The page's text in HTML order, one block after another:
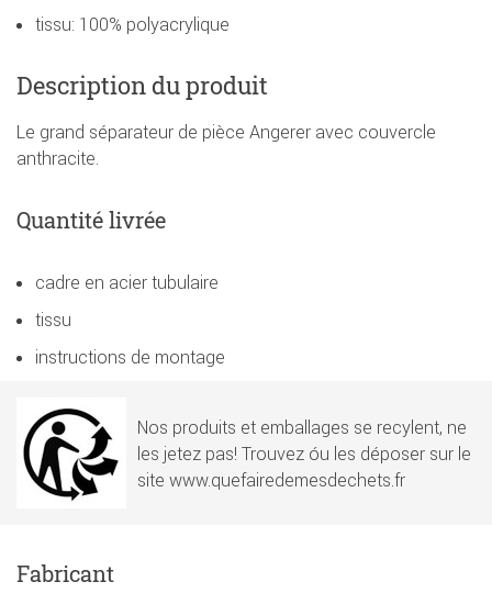
tissu: 100% polyacrylique
Description du produit
Le grand séparateur de pièce Angerer avec couvercle
anthracite.
Quantité livrée
cadre en acier tubulaire
tissu
instructions de montage
Nos produits et emballages se recylent, ne
les jetez pas! Trouvez óu les déposer sur le
site www.quefairedemesdechets.fr
Fabricant